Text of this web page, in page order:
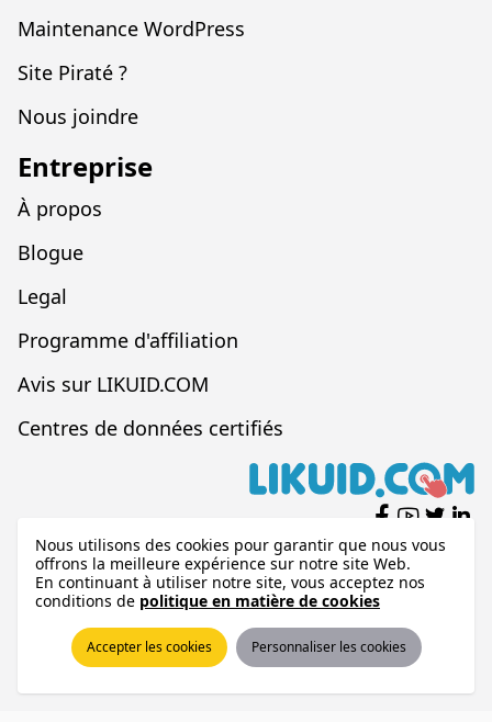
Maintenance WordPress
Site Piraté ?
Nous joindre
Entreprise
À propos
Blogue
Legal
Programme d'affiliation
Avis sur LIKUID.COM
Centres de données certifiés
LIKUID.COM®, depuis 2001
©2026 LIKUID.COM®. Tous droits réservés
Méthodes de paiement
Nous utilisons des cookies pour garantir que nous vous
offrons la meilleure expérience sur notre site Web.
En continuant à utiliser notre site, vous acceptez nos
conditions de politique en matière de cookies
Accepter les cookies Personnaliser les cookies